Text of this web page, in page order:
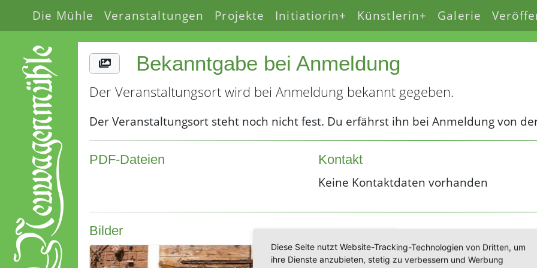
Die Mühle Veranstaltungen Projekte Initiatiorin+ Künstlerin+ Galerie
Bekanntgabe bei Anmeldung
Der Veranstaltungsort wird bei Anmeldung bekannt gegeben.
Der Veranstaltungsort steht noch nicht fest. Du erfährst ihn bei Anmeldung von
PDF-Dateien Kontakt
Keine Kontaktdaten vorhanden
Bilder
Diese Seite nutzt Website-Tracking-Technologien von Dritten, um
ihre Dienste anzubieten, stetig zu verbessern und Werbung